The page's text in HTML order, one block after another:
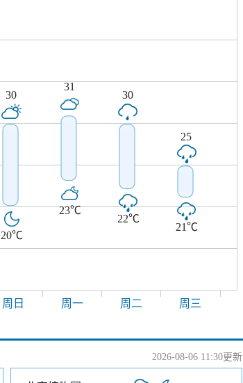
30
20℃
31
23℃
30
22℃
25
21℃
周日 周一 周二 周三
2026-08-06 11:30更新